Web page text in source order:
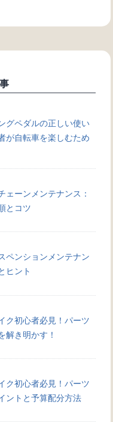
グペダルの正しい使い
が自転車を楽しむため
ェーンメンテナンス：
とコツ
ペンションメンテナン
ヒント
ク初心者必見！パーツ
解き明かす！
ク初心者必見！パーツ
ントと予算配分方法